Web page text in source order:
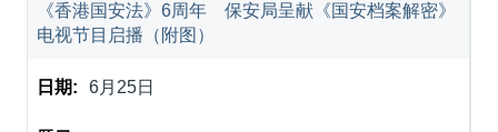
《香港国安法》6周年 保安局呈献《国安档案解密》
电视节目启播（附图）
6月25日